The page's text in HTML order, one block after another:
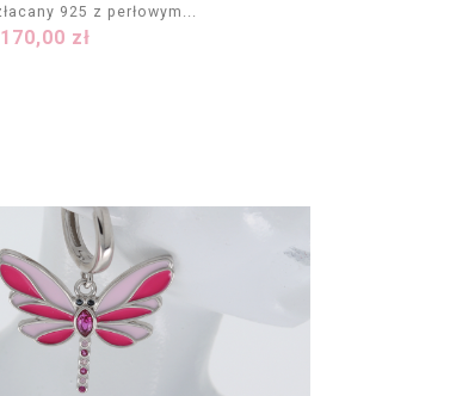
925 z perłowym...
Cena
170,00 zł
DO KOSZYKA